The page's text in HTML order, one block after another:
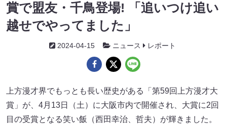
賞で盟友・千鳥登場! 「追いつけ追い
越せでやってました」
2024-04-15 ニュース レポート
上方漫才界でもっとも長い歴史がある「第59回上方漫才大
賞」が、4月13日（土）に大阪市内で開催され、大賞に2回
目の受賞となる笑い飯（西田幸治、哲夫）が輝きました。